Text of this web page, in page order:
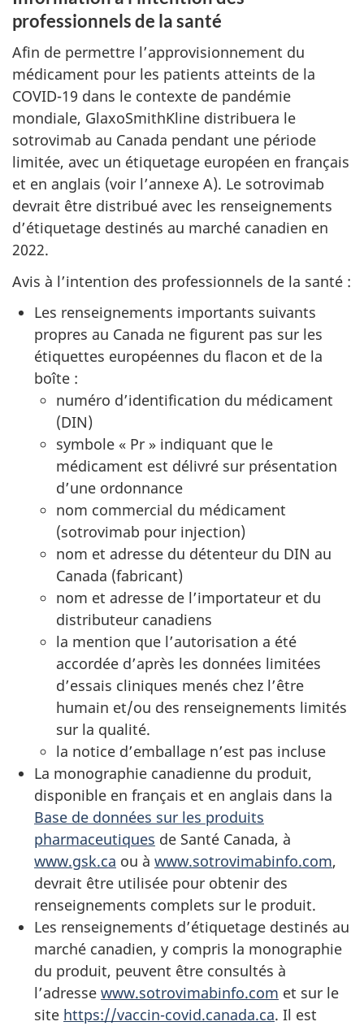
professionnels de la santé
Afin de permettre l’approvisionnement du
médicament pour les patients atteints de la
COVID-19 dans le contexte de pandémie
mondiale, GlaxoSmithKline distribuera le
sotrovimab au Canada pendant une période
limitée, avec un étiquetage européen en français
et en anglais (voir l’annexe A). Le sotrovimab
devrait être distribué avec les renseignements
d’étiquetage destinés au marché canadien en
2022.
Avis à l’intention des professionnels de la santé :
Les renseignements importants suivants
propres au Canada ne figurent pas sur les
étiquettes européennes du flacon et de la
boîte :
numéro d’identification du médicament
(DIN)
symbole « Pr » indiquant que le
médicament est délivré sur présentation
d’une ordonnance
nom commercial du médicament
(sotrovimab pour injection)
nom et adresse du détenteur du DIN au
Canada (fabricant)
nom et adresse de l’importateur et du
distributeur canadiens
la mention que l’autorisation a été
accordée d’après les données limitées
d’essais cliniques menés chez l’être
humain et/ou des renseignements limités
sur la qualité.
la notice d’emballage n’est pas incluse
La monographie canadienne du produit,
disponible en français et en anglais dans la
Base de données sur les produits
pharmaceutiques de Santé Canada, à
www.gsk.ca ou à www.sotrovimabinfo.com,
devrait être utilisée pour obtenir des
renseignements complets sur le produit.
Les renseignements d’étiquetage destinés au
marché canadien, y compris la monographie
du produit, peuvent être consultés à
l’adresse www.sotrovimabinfo.com et sur le
site https://vaccin-covid.canada.ca. Il est